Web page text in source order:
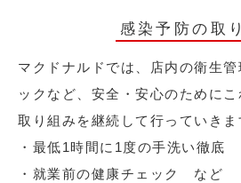
感染予防の取
マクドナルドでは、店内の衛生
ックなど、安全・安心のために
取り組みを継続して行っていきま
・最低1時間に1度の手洗い徹底
・就業前の健康チェック など